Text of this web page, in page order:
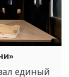
единый